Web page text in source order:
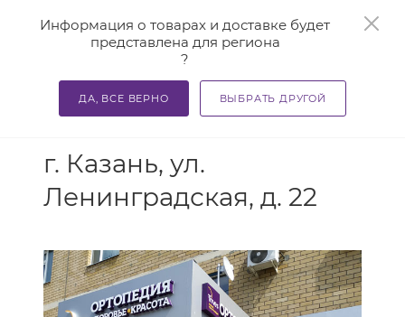
Информация о товарах и доставке будет
представлена для региона
?
ДА, ВСЕ ВЕРНО ВЫБРАТЬ ДРУГОЙ
г. Казань, ул.
Ленинградская, д. 22